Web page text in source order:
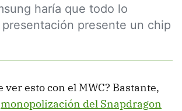
haría que todo lo
presente un chip
ver esto con el MWC? Bastante,
monopolización del Snapdragon